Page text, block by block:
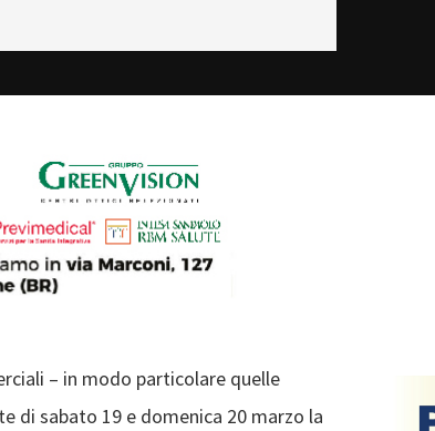
– in modo particolare quelle
di sabato 19 e domenica 20 marzo la